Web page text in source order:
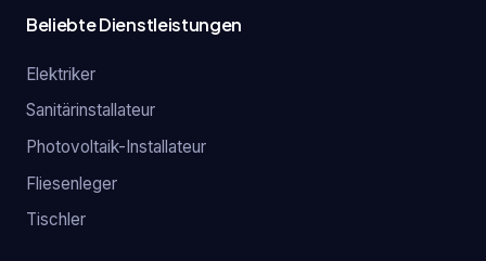
Beliebte Dienstleistungen
Elektriker
Sanitärinstallateur
Photovoltaik-Installateur
Fliesenleger
Tischler